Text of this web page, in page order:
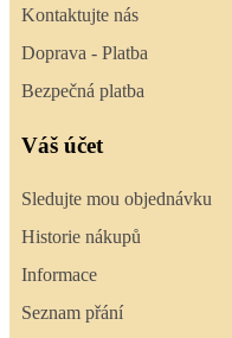
Kontaktujte nás
Doprava - Platba
Bezpečná platba
Váš účet
Sledujte mou objednávku
Historie nákupů
Informace
Seznam přání